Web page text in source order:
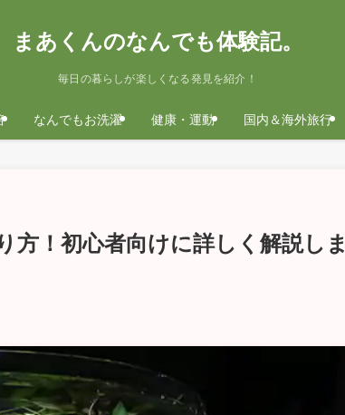
まあくんのなんでも体験記。
毎日の暮らしが楽しくなる発見を紹介！
なんでもお洗濯 健康・運動 国内＆海外旅行
！初心者向けに詳しく解説しま